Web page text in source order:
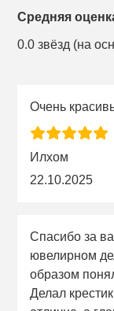
Средняя
0.0 звёзд (на
Очень
Илхом
22.10.2025
Спасибо за
ювелирном
образом
Делал